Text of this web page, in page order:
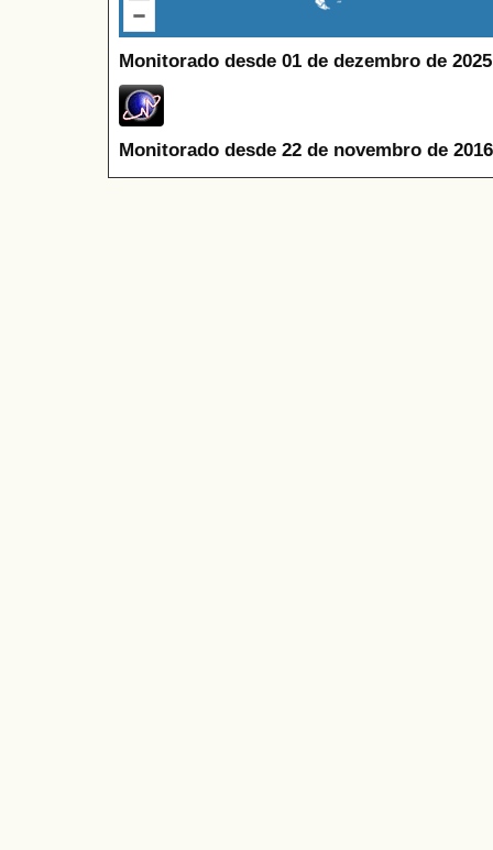
Monitorado desde 01 de dezembro de
Monitorado desde 22 de novembro de